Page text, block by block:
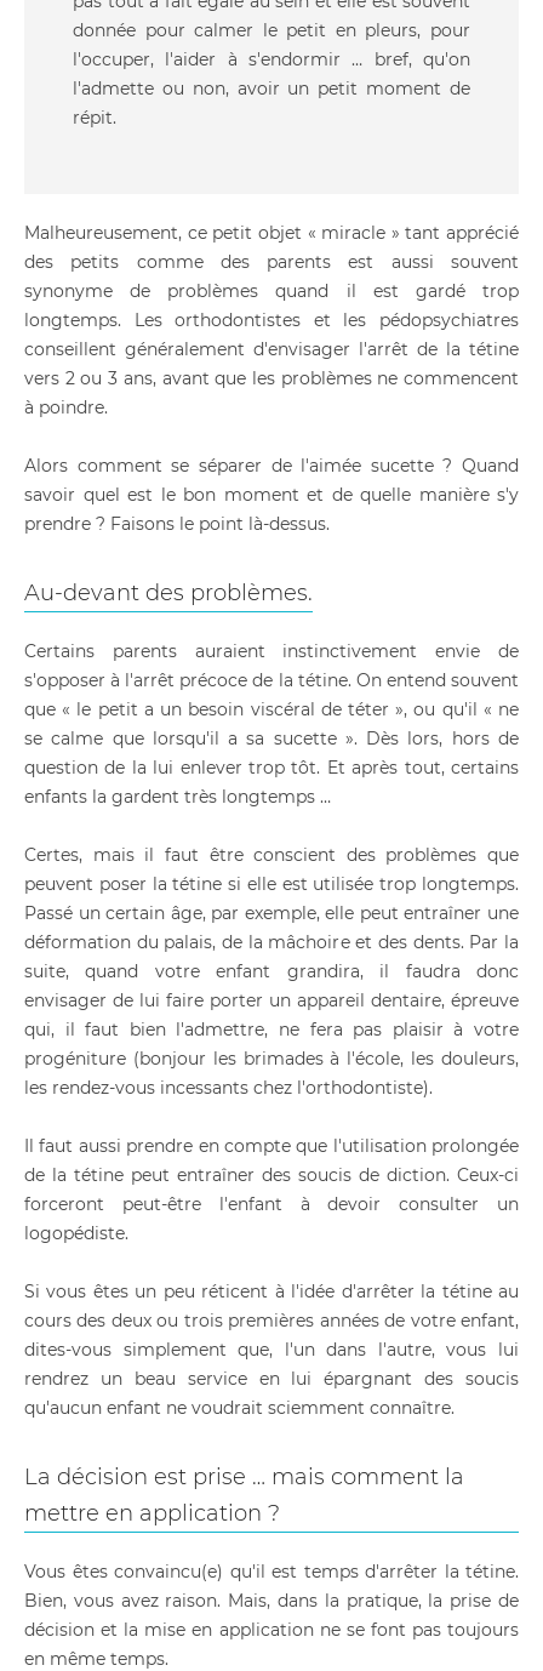
donnée pour calmer le petit en pleurs, pour
l'occuper, l'aider à s'endormir … bref, qu'on
l'admette ou non, avoir un petit moment de
répit.
Malheureusement, ce petit objet « miracle » tant apprécié
des petits comme des parents est aussi souvent
synonyme de problèmes quand il est gardé trop
longtemps. Les orthodontistes et les pédopsychiatres
conseillent généralement d'envisager l'arrêt de la tétine
vers 2 ou 3 ans, avant que les problèmes ne commencent
à poindre.
Alors comment se séparer de l'aimée sucette ? Quand
savoir quel est le bon moment et de quelle manière s'y
prendre ? Faisons le point là-dessus.
Au-devant des problèmes.
Certains parents auraient instinctivement envie de
s'opposer à l'arrêt précoce de la tétine. On entend souvent
que « le petit a un besoin viscéral de téter », ou qu'il « ne
se calme que lorsqu'il a sa sucette ». Dès lors, hors de
question de la lui enlever trop tôt. Et après tout, certains
enfants la gardent très longtemps …
Certes, mais il faut être conscient des problèmes que
peuvent poser la tétine si elle est utilisée trop longtemps.
Passé un certain âge, par exemple, elle peut entraîner une
déformation du palais, de la mâchoire et des dents. Par la
suite, quand votre enfant grandira, il faudra donc
envisager de lui faire porter un appareil dentaire, épreuve
qui, il faut bien l'admettre, ne fera pas plaisir à votre
progéniture (bonjour les brimades à l'école, les douleurs,
les rendez-vous incessants chez l'orthodontiste).
Il faut aussi prendre en compte que l'utilisation prolongée
de la tétine peut entraîner des soucis de diction. Ceux-ci
forceront peut-être l'enfant à devoir consulter un
logopédiste.
Si vous êtes un peu réticent à l'idée d'arrêter la tétine au
cours des deux ou trois premières années de votre enfant,
dites-vous simplement que, l'un dans l'autre, vous lui
rendrez un beau service en lui épargnant des soucis
qu'aucun enfant ne voudrait sciemment connaître.
La décision est prise … mais comment la
mettre en application ?
Vous êtes convaincu(e) qu'il est temps d'arrêter la tétine.
Bien, vous avez raison. Mais, dans la pratique, la prise de
décision et la mise en application ne se font pas toujours
en même temps.